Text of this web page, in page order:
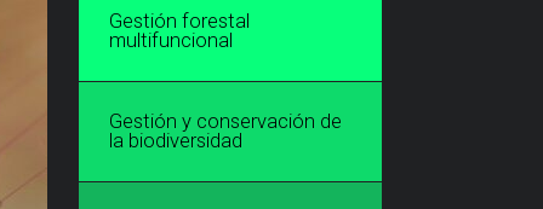
Gestión forestal
multifuncional
Gestión y conservación de
la biodiversidad